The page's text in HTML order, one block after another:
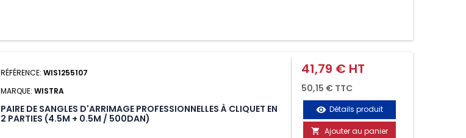
RÉFÉRENCE:WIS1255107
MARQUE:WISTRA
PAIRE DE SANGLES D'ARRIMAGE PROFESSIONNELLES À CLIQUET EN
2 PARTIES (4.5M + 0.5M / 500DAN)
Prix
41,79 € HT
50,15 € TTC
visibility Détails produit
 Ajouter au panier